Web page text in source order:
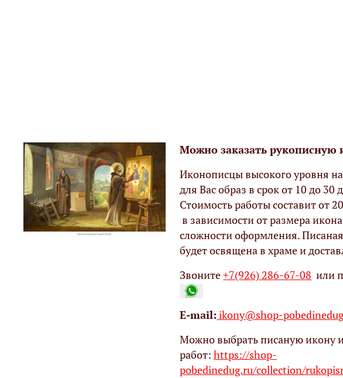
Можно заказать рукописную
Иконописцы высокого уровня
для Вас образ в срок от 10 до 30
Стоимость работы составит от
в зависимости от размера
сложности оформления.
будет освящена в храме и
Звоните+7(926) 286-67-08 или
Е-mail: ikony@shop-
Можно выбрать писаную икону
работ:https://shop-
pobedinedug.ru/collection/